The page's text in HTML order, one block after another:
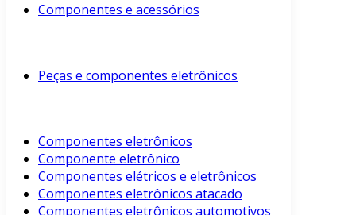
Componentes e acessórios
Peças e componentes eletrônicos
Componentes eletrônicos
Componente eletrônico
Componentes elétricos e eletrônicos
Componentes eletrônicos atacado
Componentes eletrônicos automotivos